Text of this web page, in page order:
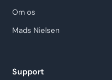
Om os
Mads Nielsen
Support